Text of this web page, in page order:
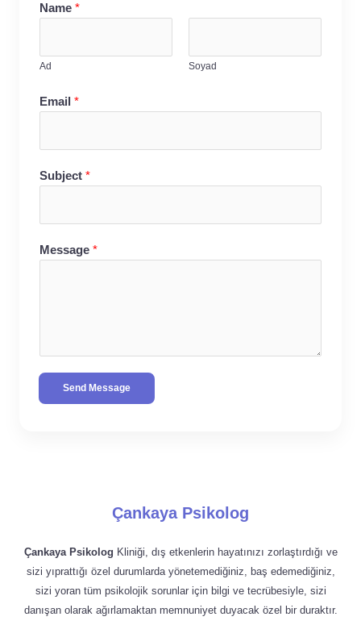
Name *
Ad Soyad
Email *
Subject *
Message *
Send Message
Çankaya Psikolog
Çankaya Psikolog Kliniği, dış etkenlerin hayatınızı zorlaştırdığı ve
sizi yıprattığı özel durumlarda yönetemediğiniz, baş edemediğiniz,
sizi yoran tüm psikolojik sorunlar için bilgi ve tecrübesiyle, sizi
danışan olarak ağırlamaktan memnuniyet duyacak özel bir duraktır.